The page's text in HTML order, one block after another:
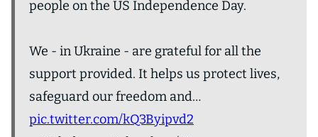
people on the US Independence Day.
We - in Ukraine - are grateful for all the
support provided. It helps us protect lives,
safeguard our freedom and…
pic.twitter.com/kQ3Byipvd2